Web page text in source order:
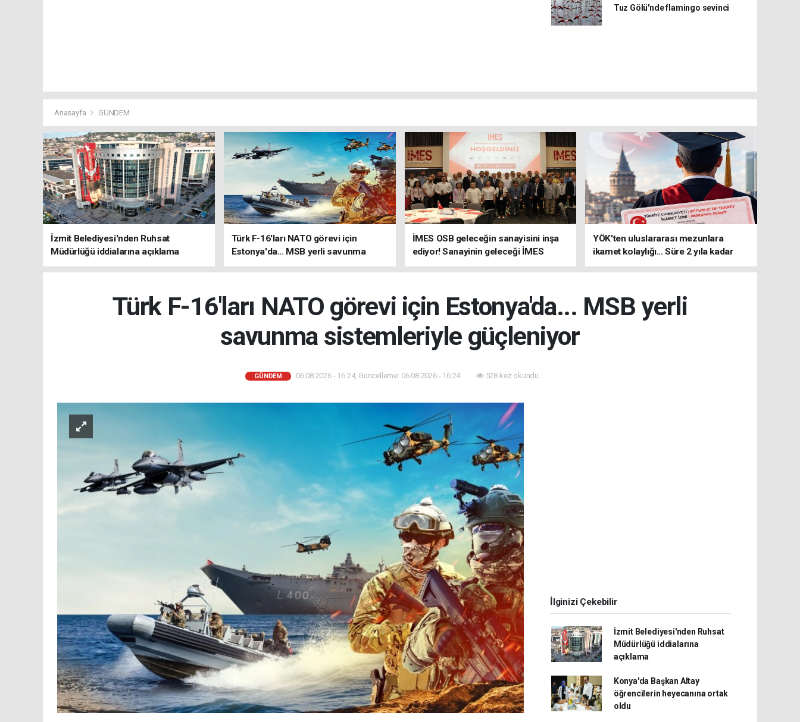
Tuz Gölü'nde flamingo sevinci
Anasayfa GÜNDEM
İzmit Belediyesi'nden Ruhsat
Müdürlüğü iddialarına açıklama
Türk F-16'ları NATO görevi için
Estonya'da... MSB yerli savunma
sistemleriyle güçleniyor
İMES OSB geleceğin sanayisini inşa
ediyor! Sanayinin geleceği İMES
OSB'de konuşuldu
YÖK'ten uluslararası mezunlara
ikamet kolaylığı... Süre 2 yıla kadar
uzatılabilecek
Türk F-16'ları NATO görevi için Estonya'da... MSB yerli
savunma sistemleriyle güçleniyor
GÜNDEM 06.08.2026 - 16:24, Güncelleme: 06.08.2026 - 16:24 528 kez okundu.
İlginizi Çekebilir
İzmit Belediyesi'nden Ruhsat
Müdürlüğü iddialarına
açıklama
Konya'da Başkan Altay
öğrencilerin heyecanına ortak
oldu